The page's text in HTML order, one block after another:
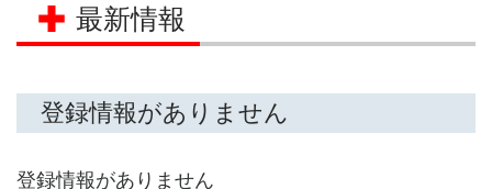
最新情報
登録情報がありません
登録情報がありません